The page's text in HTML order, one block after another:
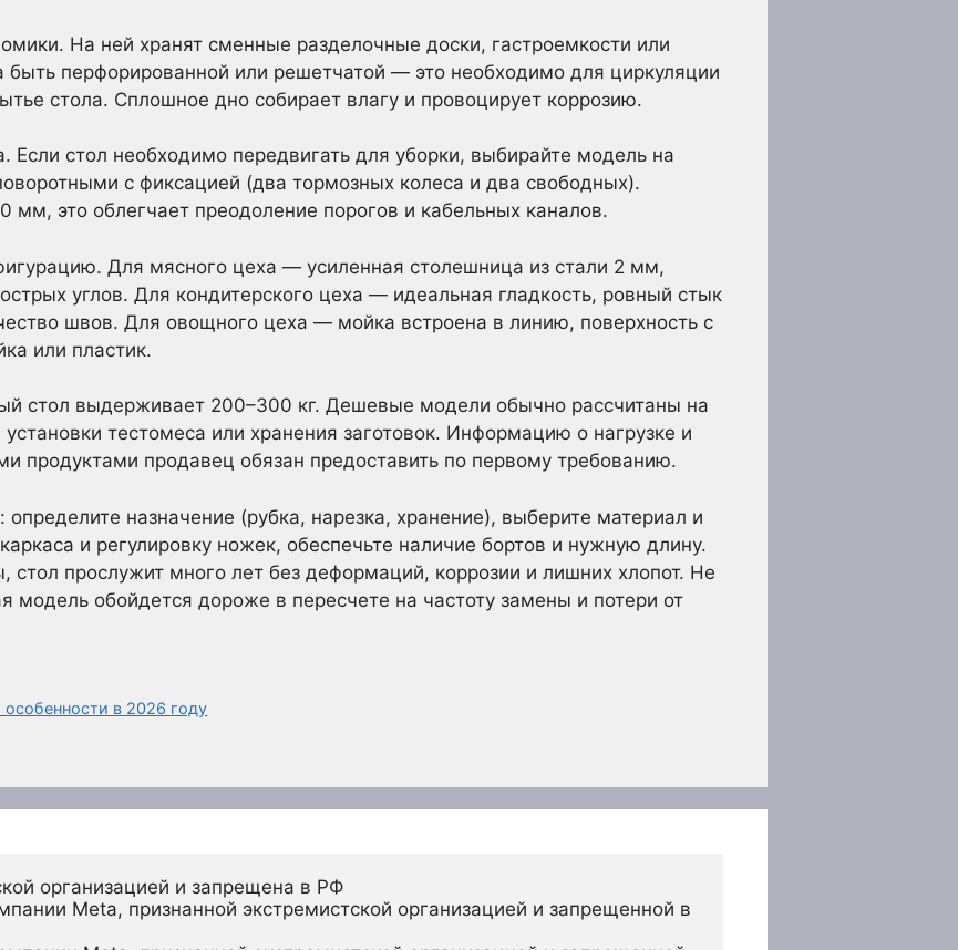
На ней хранят сменные разделочные доски, гастроемкости или
быть перфорированной или решетчатой — это необходимо для циркуляции
стола. Сплошное дно собирает влагу и провоцирует коррозию.
Если стол необходимо передвигать для уборки, выбирайте модель на
с фиксацией (два тормозных колеса и два свободных).
это облегчает преодоление порогов и кабельных каналов.
Для мясного цеха — усиленная столешница из стали 2 мм,
углов. Для кондитерского цеха — идеальная гладкость, ровный стык
швов. Для овощного цеха — мойка встроена в линию, поверхность с
или пластик.
стол выдерживает 200–300 кг. Дешевые модели обычно рассчитаны на
тестомеса или хранения заготовок. Информацию о нагрузке и
продуктами продавец обязан предоставить по первому требованию.
определите назначение (рубка, нарезка, хранение), выберите материал и
и регулировку ножек, обеспечьте наличие бортов и нужную длину.
стол прослужит много лет без деформаций, коррозии и лишних хлопот. Не
модель обойдется дороже в пересчете на частоту замены и потери от
в 2026 году
организацией и запрещена в РФ
Meta, признанной экстремистской организацией и запрещенной в